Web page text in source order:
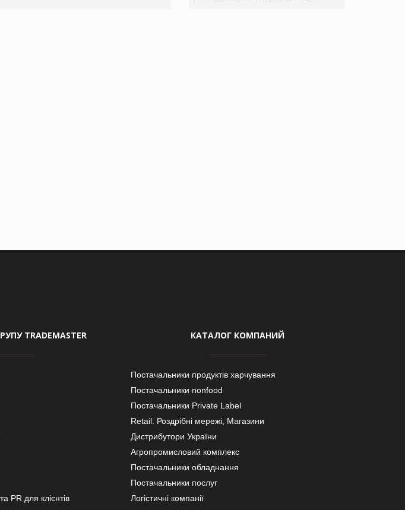
TRADEMASTER
PR для клієнтів
КАТАЛОГ КОМПАНИЙ
Постачальники продуктів харчування
Постачальники nonfood
Постачальники Private Label
Retail. Роздрібні мережі, Магазини
Дистрибутори України
Агропромисловий комплекс
Постачальники обладнання
Постачальники послуг
Логістичні компанії